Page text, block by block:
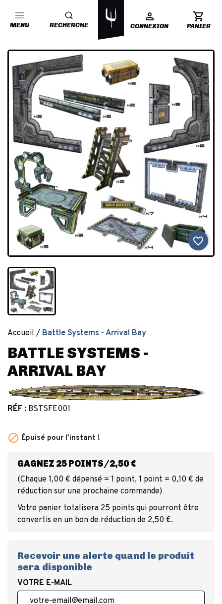
MENU RECHERCHE CONNEXION PANIER
favorite_border
Accueil Battle Systems - Arrival Bay
BATTLE SYSTEMS -
ARRIVAL BAY
RÉF : BSTSFE001
 Épuisé pour l'instant !
GAGNEZ 25 POINTS/2,50 €
(Chaque 1,00 € dépensé = 1 point, 1 point = 0,10 € de
réduction sur une prochaine commande)
Votre panier totalisera 25 points qui pourront être
convertis en un bon de réduction de 2,50 €.
Recevoir une alerte quand le produit
sera disponible
VOTRE E-MAIL